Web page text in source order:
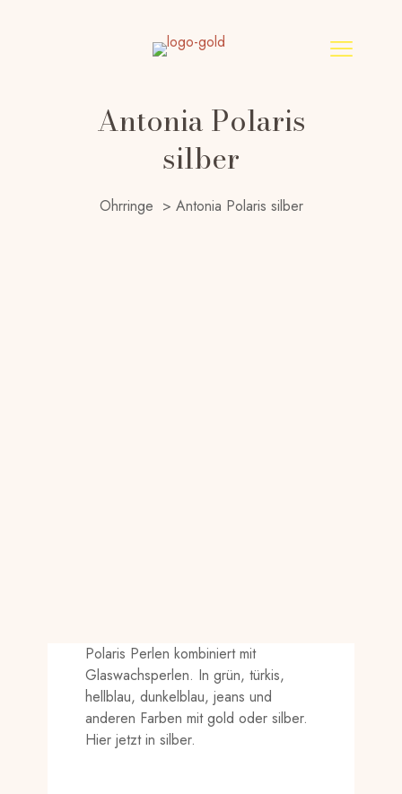
Antonia Polaris
silber
Ohrringe > Antonia Polaris silber
Polaris Perlen kombiniert mit
Glaswachsperlen. In grün, türkis,
hellblau, dunkelblau, jeans und
anderen Farben mit gold oder silber.
Hier jetzt in silber.